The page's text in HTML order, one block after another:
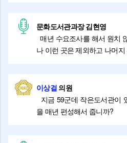
문화도서관과장 김현영
매년 수요조사를 해서 원치
나 이런 곳은 제외하고 나머
이상걸의원
지금 59군데 작은도서관이
을 매년 편성해서 줍니까?